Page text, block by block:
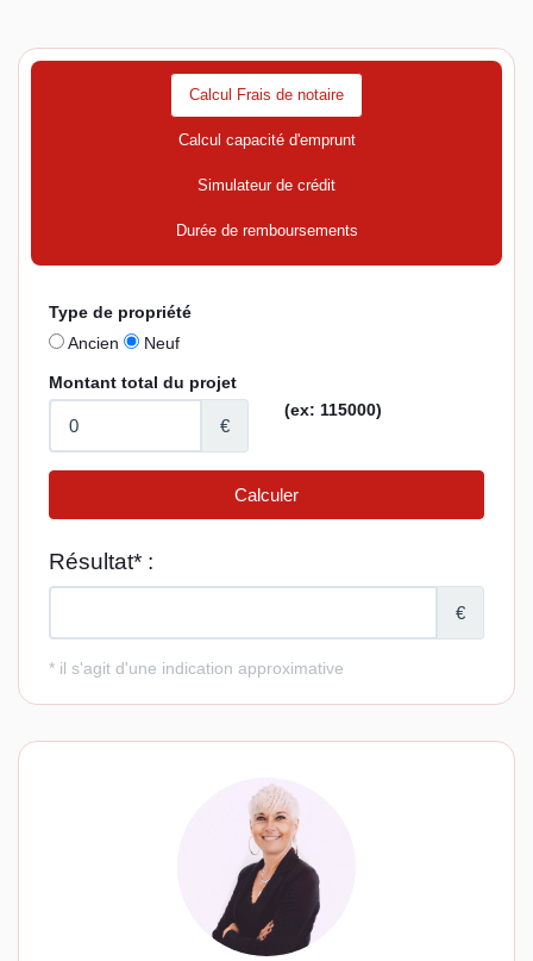
Calcul Frais de notaire
Calcul capacité d'emprunt
Simulateur de crédit
Durée de remboursements